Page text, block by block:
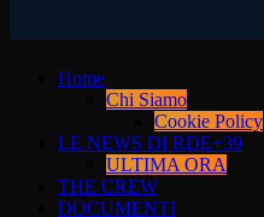
Home
Chi Siamo
Cookie Policy
LE NEWS DI RDE+39
ULTIMA ORA
THE CREW
DOCUMENTI